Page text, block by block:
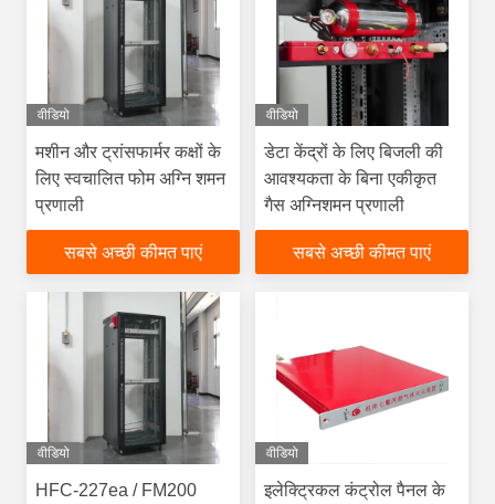
वीडियो
मशीन और ट्रांसफार्मर कक्षों के
लिए स्वचालित फोम अग्नि शमन
प्रणाली
सबसे अच्छी कीमत पाएं
वीडियो
डेटा केंद्रों के लिए बिजली की
आवश्यकता के बिना एकीकृत
गैस अग्निशमन प्रणाली
सबसे अच्छी कीमत पाएं
वीडियो
HFC-227ea / FM200
वीडियो
इलेक्ट्रिकल कंट्रोल पैनल के